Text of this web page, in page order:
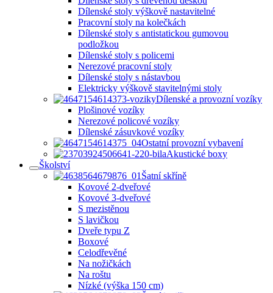
Dílenské stoly výškově nastavitelné
Pracovní stoly na kolečkách
Dílenské stoly s antistatickou gumovou
podložkou
Dílenské stoly s policemi
Nerezové pracovní stoly
Dílenské stoly s nástavbou
Elektricky výškově stavitelnými stoly
Dílenské a provozní vozíky
Plošinové vozíky
Nerezové policové vozíky
Dílenské zásuvkové vozíky
Ostatní provozní vybavení
Akustické boxy
Školství
Šatní skříně
Kovové 2-dveřové
Kovové 3-dveřové
S mezistěnou
S lavičkou
Dveře typu Z
Boxové
Celodřevěné
Na nožičkách
Na roštu
Nízké (výška 150 cm)